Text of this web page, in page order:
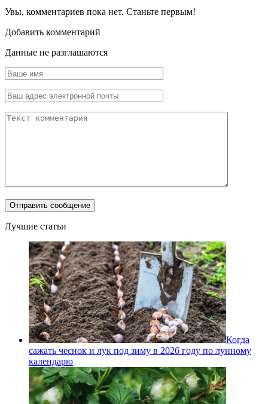
Увы, комментариев пока нет. Станьте первым!
Добавить комментарий
Данные не разглашаются
Лучшие статьи
Когда
сажать чеснок и лук под зиму в 2026 году по лунному
календарю